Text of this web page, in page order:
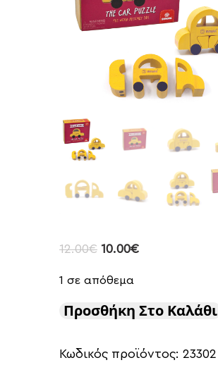
12.00€ 10.00€
1 σε απόθεμα
Προσθήκη Στο Καλάθι
Κωδικός προϊόντος: 23302